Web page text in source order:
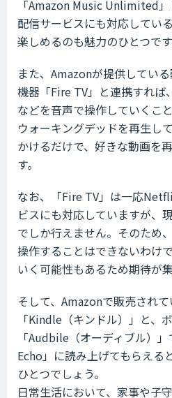
「Amazon Music Unlimited
配信サービスにも対応してい
楽しめるのも魅力のひとつです
また、Amazonが提供してい
機器「Fire TV」と連携すれば
などを音声で操作していくこ
ウォーキングデッドを再生し
かけるだけで、好きな動画を
す。
なお、「Fire TV」は一応
ビスにも対応していますが、
でしか行えません。そのため
操作することはできないわけ
いく可能性もあるため期待が集
そして、Amazonで販売され
「Kindle（キンドル）」と、
「Audbile（オーディブル）
Echo」に読み上げてもらえる
ひとつでしょう。
日常生活において、家事や子